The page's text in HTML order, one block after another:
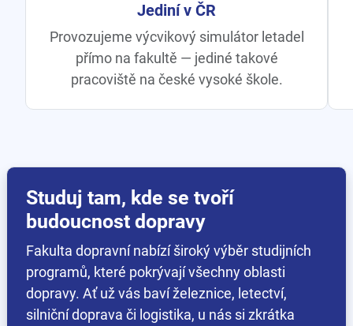
Celá doprava pod jednou střechou
Železnice, letectví, silnice, logistika i
telematika — vše na jedné fakultě,
jedinečné v rámci ČVUT.
Studuj tam, kde se tvoří
budoucnost dopravy
Fakulta dopravní nabízí široký výběr studijních
programů, které pokrývají všechny oblasti
dopravy. Ať už vás baví železnice, letectví,
silniční doprava či logistika, u nás si zkrátka